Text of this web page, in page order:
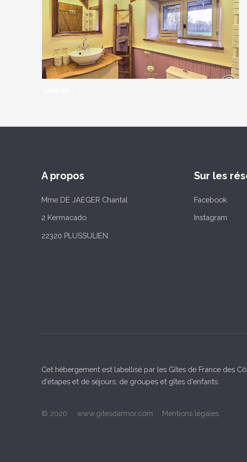
A propos
Mme DE JAEGER Chantal
2 Kermacado
22320 PLUSSULIEN
Sur les
Facebook
Instagram
Cet hébergement est labellisé par les Gîtes de France des
d'étapes et de séjours, de groupes et gîtes d'enfants.
© 2020 www.gitesdarmor.com Mentions légales